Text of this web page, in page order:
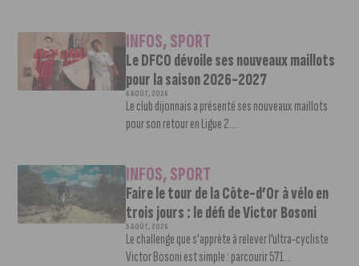
INFOS,SPORT
Le DFCO dévoile ses nouveaux maillots
pour la saison 2026-2027
6 AOÛT, 2026
Le club dijonnais a présenté ses nouveaux maillots
pour son retour en Ligue 2....
INFOS,SPORT
Faire le tour de la Côte-d’Or à vélo en
trois jours : le défi de Victor Bosoni
5 AOÛT, 2026
Le challenge que s’apprête à relever l’ultra-cycliste
Victor Bosoni est simple : parcourir 571...